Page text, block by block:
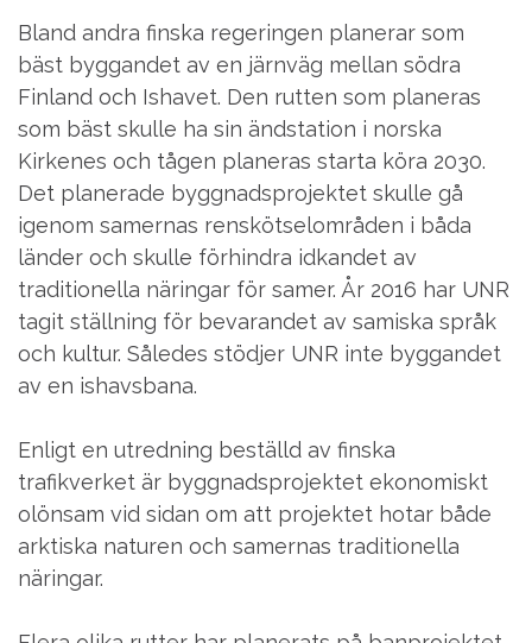
Bland andra finska regeringen planerar som
bäst byggandet av en järnväg mellan södra
Finland och Ishavet. Den rutten som planeras
som bäst skulle ha sin ändstation i norska
Kirkenes och tågen planeras starta köra 2030.
Det planerade byggnadsprojektet skulle gå
igenom samernas renskötselområden i båda
länder och skulle förhindra idkandet av
traditionella näringar för samer. År 2016 har UNR
tagit ställning för bevarandet av samiska språk
och kultur. Således stödjer UNR inte byggandet
av en ishavsbana.
Enligt en utredning beställd av finska
trafikverket är byggnadsprojektet ekonomiskt
olönsam vid sidan om att projektet hotar både
arktiska naturen och samernas traditionella
näringar.